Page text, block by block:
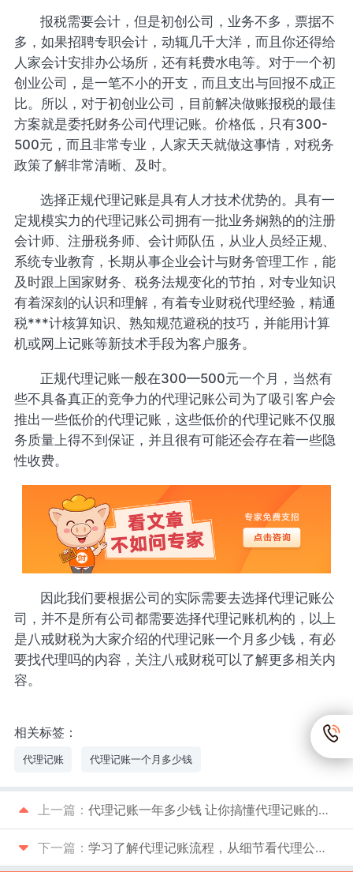
报税需要会计，但是初创公司，业务不多，票据不
多，如果招聘专职会计，动辄几千大洋，而且你还得给
人家会计安排办公场所，还有耗费水电等。对于一个初
创业公司，是一笔不小的开支，而且支出与回报不成正
比。所以，对于初创业公司，目前解决做账报税的最佳
方案就是委托财务公司代理记账。价格低，只有300-
500元，而且非常专业，人家天天就做这事情，对税务
政策了解非常清晰、及时。
选择正规代理记账是具有人才技术优势的。具有一
定规模实力的代理记账公司拥有一批业务娴熟的的注册
会计师、注册税务师、会计师队伍，从业人员经正规、
系统专业教育，长期从事企业会计与财务管理工作，能
及时跟上国家财务、税务法规变化的节拍，对专业知识
有着深刻的认识和理解，有着专业财税代理经验，精通
税***计核算知识、熟知规范避税的技巧，并能用计算
机或网上记账等新技术手段为客户服务。
正规代理记账一般在300—500元一个月，当然有
些不具备真正的竞争力的代理记账公司为了吸引客户会
推出一些低价的代理记账，这些低价的代理记账不仅服
务质量上得不到保证，并且很有可能还会存在着一些隐
性收费。
因此我们要根据公司的实际需要去选择代理记账公
司，并不是所有公司都需要选择代理记账机构的，以上
是八戒财税为大家介绍的代理记账一个月多少钱，有必
要找代理吗的内容，关注八戒财税可以了解更多相关内
容。
相关标签：
代理记账 代理记账一个月多少钱
上一篇： 代理记账一年多少钱 让你搞懂代理记账的工作内容
下一篇： 学习了解代理记账流程，从细节看代理公司是否专业